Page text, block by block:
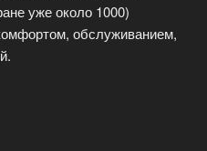
уже около 1000)
обслуживанием,